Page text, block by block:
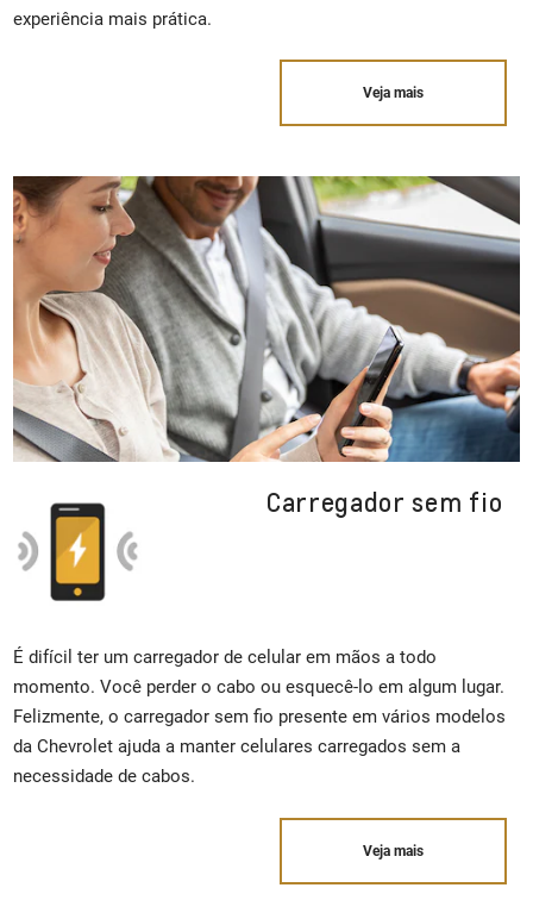
experiência mais prática.
Veja mais
Carregador sem fio
É difícil ter um carregador de celular em mãos a todo
momento. Você perder o cabo ou esquecê-lo em algum lugar.
Felizmente, o carregador sem fio presente em vários modelos
da Chevrolet ajuda a manter celulares carregados sem a
necessidade de cabos.
Veja mais